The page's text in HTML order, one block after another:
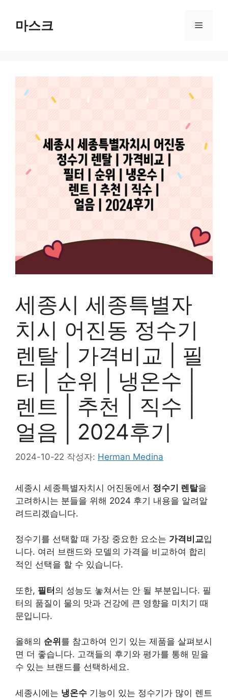
마스크 메
세종시 세종특별자
치시 어진동 정수기
렌탈 | 가격비교 | 필
터 | 순위 | 냉온수 |
렌트 | 추천 | 직수 |
얼음 | 2024후기
2024-10-22 작성자: Herman Medina
세종시 세종특별자치시 어진동에서 정수기 렌탈을
고려하시는 분들을 위해 2024 후기 내용을 알려알
려드리겠습니다.
정수기를 선택할 때 가장 중요한 요소는 가격비교입
니다. 여러 브랜드와 모델의 가격을 비교하여 합리
적인 선택을 할 수 있습니다.
또한, 필터의 성능도 놓쳐서는 안 될 부분입니다. 필
터의 품질이 물의 맛과 건강에 큰 영향을 미치기 때
문입니다.
올해의 순위 를 참고하여 인기 있는 제품을 살펴보시
면 더 좋습니다. 고객들의 후기와 평가를 통해 믿을
수 있는 브랜드를 선택하세요.
세종시에는 냉온수 기능이 있는 정수기가 많이 렌트